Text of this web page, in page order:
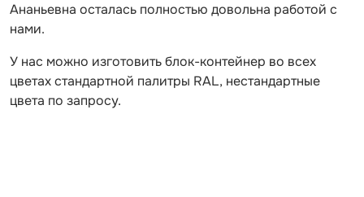
Ананьевна осталась полностью довольна работой с
нами.
У нас можно изготовить блок-контейнер во всех
цветах стандартной палитры RAL, нестандартные
цвета по запросу.